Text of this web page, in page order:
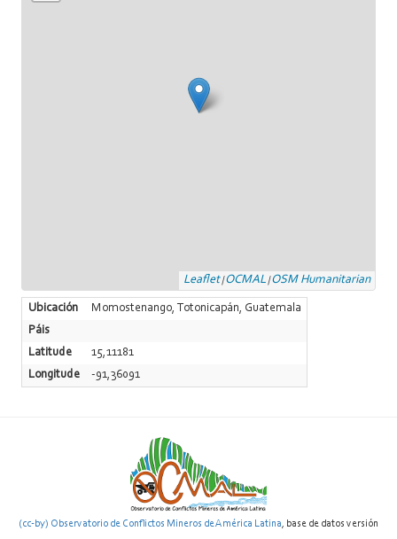
Leaflet|OCMAL|OSM Humanitarian
Ubicación
Momostenango, Totonicapán, Guatemala
Páis
Latitude
15,11181
Longitude
-91,36091
(cc-by) Observatorio de Conflictos Mineros de América Latina, base de datos versión